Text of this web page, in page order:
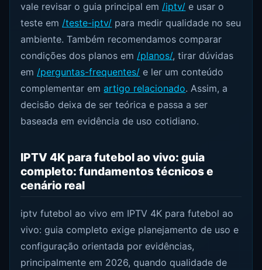
vale revisar o guia principal em /iptv/ e usar o
teste em /teste-iptv/ para medir qualidade no seu
ambiente. Também recomendamos comparar
condições dos planos em /planos/, tirar dúvidas
em /perguntas-frequentes/ e ler um conteúdo
complementar emartigo relacionado. Assim, a
decisão deixa de ser teórica e passa a ser
baseada em evidência de uso cotidiano.
IPTV 4K para futebol ao vivo: guia
completo: fundamentos técnicos e
cenário real
iptv futebol ao vivo em IPTV 4K para futebol ao
vivo: guia completo exige planejamento de uso e
configuração orientada por evidências,
principalmente em 2026, quando qualidade de